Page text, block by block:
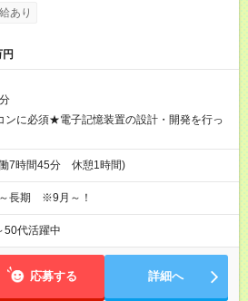
あり
ンに必須★電子記憶装置の設計・開発を行っ
7時間45分 休憩1時間)
長期 ※9月～！
50代活躍中
応募する 詳細へ